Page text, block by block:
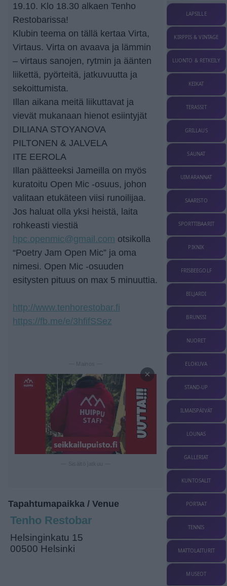
19.10. Klo 18.30 alkaen Tenho
Restobarissa!
Klubin teema on tällä kertaa Virta,
Virtaus. Virta on avaava ja lämmin
– virtaus sanojen, rytmin ja äänten
liikettä, pyörteitä, jatkuvuutta ja
sekoittumista.
Illan aikana meitä liikuttavat ja
vievät mukanaan hienot esiintyjät
DILIANA STOYANOVA
PILTONEN & JALVELA
ITE EEROLA
Illan päätteeksi Jameilla on myös
kuratoitu Open Mic -osuus, johon
valitaan etukäteen viisi runoilijaa.
Jos haluat olla yksi heistä, laita
rohkeasti viestiä
hpc.openmic@gmail.com otsikolla
“Poetry Jam Open Mic” ja oma
nimesi. Open Mic -osuuden
esitysten pituus on max 5 minuuttia.
http://www.tenhorestobar.fi
https://fb.me/e/3hfifSSez
— Mainos —
×
Tapahtumapaikka / Venue
Tenho Restobar
Helsinginkatu 15
00500 Helsinki
LAPSILLE
KIRPPIS & VINTAGE
LUONTO & RETKEILY
KEIKAT
TERASSIT
GRILLAUS
SAUNAT
UIMARANNAT
SAARISTO
SPORTTIBAARIT
PIKNIK
FRISBEEGOLF
BILJARDI
BRUNSSI
NUORET
ELOKUVA
STAND-UP
ILMAISPÄIVÄT
LOUNAS
GALLERIAT
KUNTOSALIT
PORTAAT
TENNIS
MATTOLAITURIT
MUSEOT